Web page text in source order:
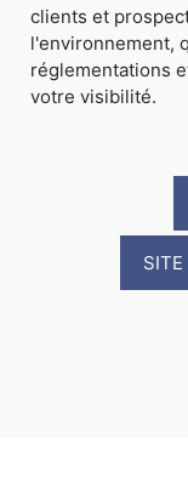
clients et
l'environnement,
réglementations
votre visibilité.
SITE